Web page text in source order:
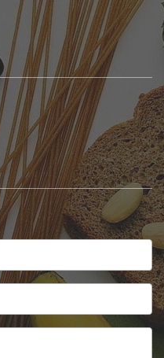
sorvetes